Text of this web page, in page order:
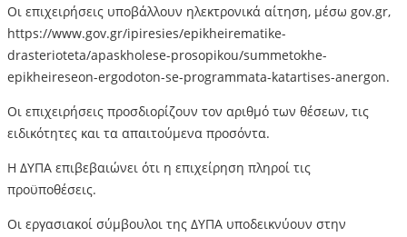
Οι επιχειρήσεις υποβάλλουν ηλεκτρονικά αίτηση, μέσω gov.gr,
https://www.gov.gr/ipiresies/epikheirematike-
drasterioteta/apaskholese-prosopikou/summetokhe-
epikheireseon-ergodoton-se-programmata-katartises-anergon.
Οι επιχειρήσεις προσδιορίζουν τον αριθμό των θέσεων, τις
ειδικότητες και τα απαιτούμενα προσόντα.
H ΔΥΠΑ επιβεβαιώνει ότι η επιχείρηση πληροί τις
προϋποθέσεις.
Οι εργασιακοί σύμβουλοι της ΔΥΠΑ υποδεικνύουν στην